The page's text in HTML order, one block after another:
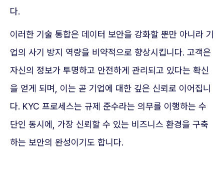
다.
이러한 기술 통합은 데이터 보안을 강화할 뿐만 아니라 기
업의 사기 방지 역량을 비약적으로 향상시킵니다. 고객은
자신의 정보가 투명하고 안전하게 관리되고 있다는 확신
을 얻게 되며, 이는 곧 기업에 대한 깊은 신뢰로 이어집니
다. KYC 프로세스는 규제 준수라는 의무를 이행하는 수
단인 동시에, 가장 신뢰할 수 있는 비즈니스 환경을 구축
하는 보안의 완성이기도 합니다.